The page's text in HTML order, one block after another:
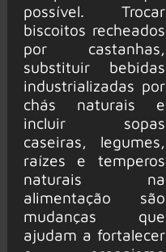
possível. Trocar
biscoitos recheados
por castanhas,
substituir bebidas
industrializadas por
chás naturais e
incluir sopas
caseiras, legumes,
raízes e temperos
naturais na
alimentação são
mudanças que
ajudam a fortalecer